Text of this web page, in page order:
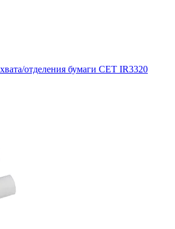
отделения бумаги CET IR3320